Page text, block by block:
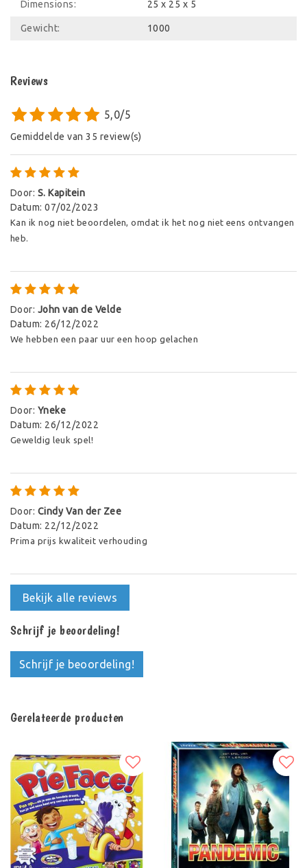
Dimensions: 25 x 25 x 5
Gewicht: 1000
Reviews
5,0/5
Gemiddelde van 35 review(s)
Door: S. Kapitein
Datum:07/02/2023
Kan ik nog niet beoordelen, omdat ik het nog niet eens ontvangen
heb.
Door: John van de Velde
Datum: 26/12/2022
We hebben een paar uur een hoop gelachen
Door: Yneke
Datum: 26/12/2022
Geweldig leuk spel!
Door: Cindy Van der Zee
Datum: 22/12/2022
Prima prijs kwaliteit verhouding
Bekijk alle reviews
Schrijf je beoordeling!
Schrijf je beoordeling!
Gerelateerde producten